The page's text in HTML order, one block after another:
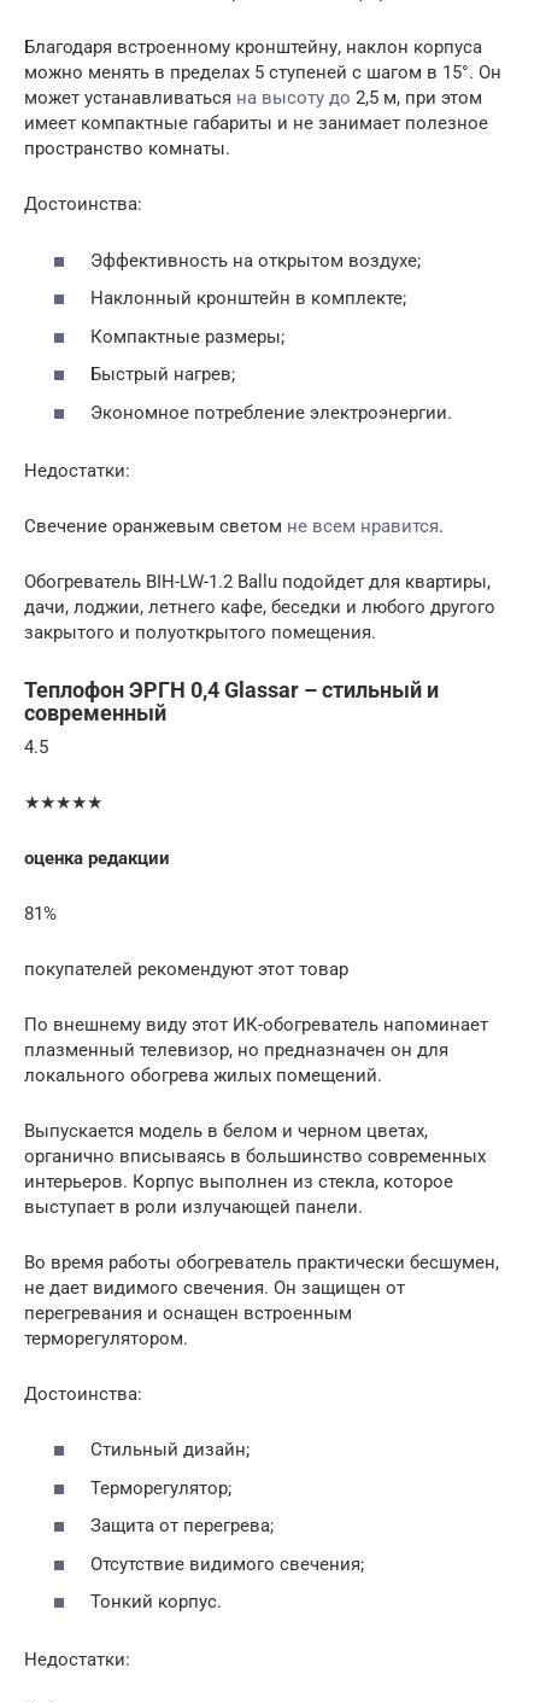
Благодаря встроенному кронштейну, наклон корпуса
можно менять в пределах 5 ступеней с шагом в 15°. Он
может устанавливаться на высоту до 2,5 м, при этом
имеет компактные габариты и не занимает полезное
пространство комнаты.
Достоинства:
Эффективность на открытом воздухе;
Наклонный кронштейн в комплекте;
Компактные размеры;
Быстрый нагрев;
Экономное потребление электроэнергии.
Недостатки:
Свечение оранжевым светом не всем нравится.
Обогреватель BIH-LW-1.2 Ballu подойдет для квартиры,
дачи, лоджии, летнего кафе, беседки и любого другого
закрытого и полуоткрытого помещения.
Теплофон ЭРГН 0,4 Glassar – стильный и
современный
4.5
★★★★★
оценка редакции
81%
покупателей рекомендуют этот товар
По внешнему виду этот ИК-обогреватель напоминает
плазменный телевизор, но предназначен он для
локального обогрева жилых помещений.
Выпускается модель в белом и черном цветах,
органично вписываясь в большинство современных
интерьеров. Корпус выполнен из стекла, которое
выступает в роли излучающей панели.
Во время работы обогреватель практически бесшумен,
не дает видимого свечения. Он защищен от
перегревания и оснащен встроенным
терморегулятором.
Достоинства:
Стильный дизайн;
Терморегулятор;
Защита от перегрева;
Отсутствие видимого свечения;
Тонкий корпус.
Недостатки: